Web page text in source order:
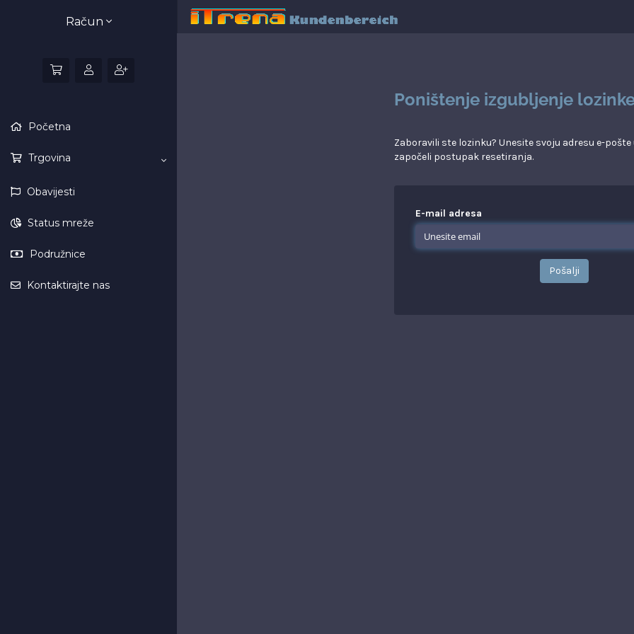
Račun
Početna
Trgovina
Obavijesti
Status mreže
Podružnice
Kontaktirajte nas
Poništenje izgubljenje
Zaboravili ste lozinku? Unesite svoju adresu e-
započeli postupak resetiranja.
E-mail adresa
Pošalji